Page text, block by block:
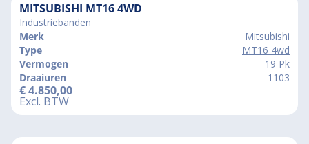
MITSUBISHI MT16 4WD
Industriebanden
Merk
Mitsubishi
Type
MT16 4wd
Vermogen
19 Pk
Draaiuren
1103
€4.850,00
Excl. BTW